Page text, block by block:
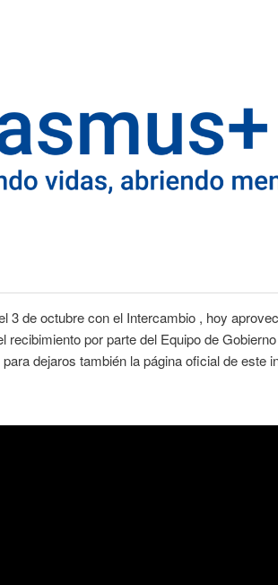
3 de octubre con el Intercambio , hoy
recibimiento por parte del Equipo de
dejaros también la página oficial de este